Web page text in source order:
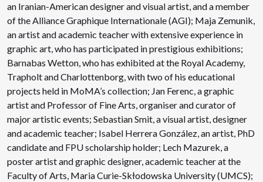
an Iranian-American designer and visual artist, and a member
of the Alliance Graphique Internationale (AGI); Maja Zemunik,
an artist and academic teacher with extensive experience in
graphic art, who has participated in prestigious exhibitions;
Barnabas Wetton, who has exhibited at the Royal Academy,
Trapholt and Charlottenborg, with two of his educational
projects held in MoMA’s collection; Jan Ferenc, a graphic
artist and Professor of Fine Arts, organiser and curator of
major artistic events; Sebastian Smit, a visual artist, designer
and academic teacher; Isabel Herrera González, an artist, PhD
candidate and FPU scholarship holder; Lech Mazurek, a
poster artist and graphic designer, academic teacher at the
Faculty of Arts, Maria Curie-Skłodowska University (UMCS);